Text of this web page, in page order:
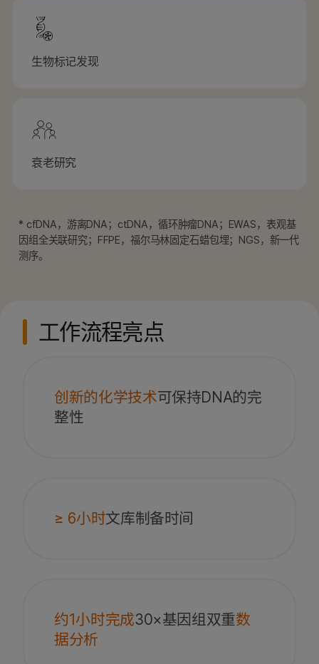
生物标记发现
衰老研究
* cfDNA，游离DNA；ctDNA，循环肿瘤DNA；EWAS，表观基
因组全关联研究；FFPE，福尔马林固定石蜡包埋；NGS，新一代
测序。
工作流程亮点
创新的化学技术可保持DNA的完
整性
≥ 6小时文库制备时间
约1小时完成30×基因组双重数
据分析